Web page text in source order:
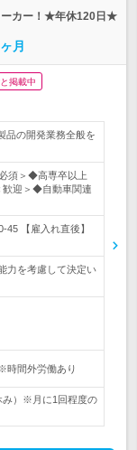
ーカー！★年休120日★
月
掲載中
品の開発業務全般を
須＞◆高専卒以上
迎＞◆自動車関連
45 【雇入れ直後】
力を考慮して決定い
時間外労働あり
み）※月に1回程度の